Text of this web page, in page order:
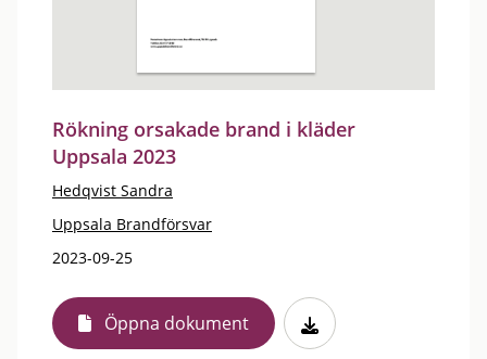
Rökning orsakade brand i kläder
Uppsala 2023
Hedqvist Sandra
Uppsala Brandförsvar
2023-09-25
Öppna dokument